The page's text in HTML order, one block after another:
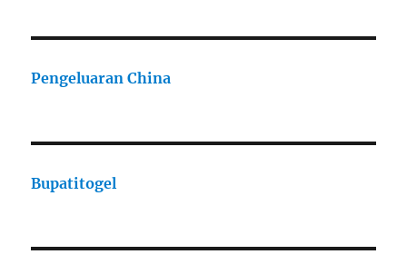
Pengeluaran China
Bupatitogel